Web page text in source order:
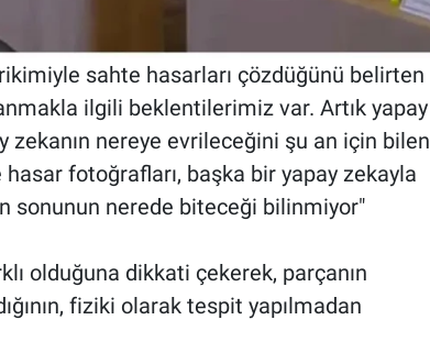
sahte hasarları çözdüğünü belirten
ilgili beklentilerimiz var. Artık yapay
zekanın nereye evrileceğini şu an için bilen
fotoğrafları, başka bir yapay zekayla
sonunun nerede biteceği bilinmiyor"
olduğuna dikkati çekerek, parçanın
fiziki olarak tespit yapılmadan